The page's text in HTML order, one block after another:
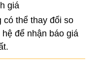
giá
có thể thay đổi so
để nhận báo giá